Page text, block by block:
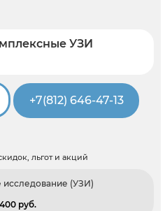
УЗИ
+7(812) 646-47-13
льгот и акций
исследование (УЗИ)
pуб.